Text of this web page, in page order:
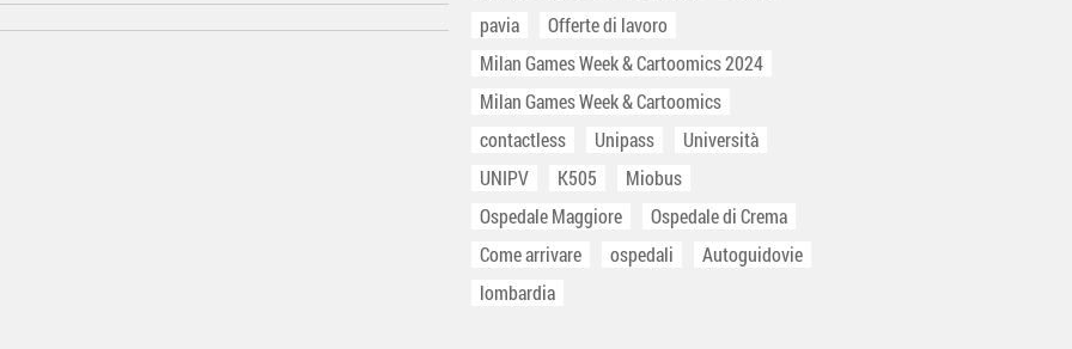
pavia
Offerte di lavoro
Milan Games Week & Cartoomics 2024
Milan Games Week & Cartoomics
contactless
Unipass
Università
UNIPV
K505
Miobus
Ospedale Maggiore
Ospedale di Crema
Come arrivare
ospedali
Autoguidovie
lombardia